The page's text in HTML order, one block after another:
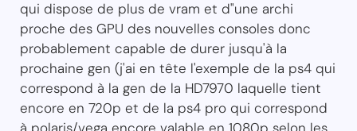
qui dispose de plus de vram et d"une archi
proche des GPU des nouvelles consoles donc
probablement capable de durer jusqu'à la
prochaine gen (j'ai en tête l'exemple de la ps4 qui
correspond à la gen de la HD7970 laquelle tient
encore en 720p et de la ps4 pro qui correspond